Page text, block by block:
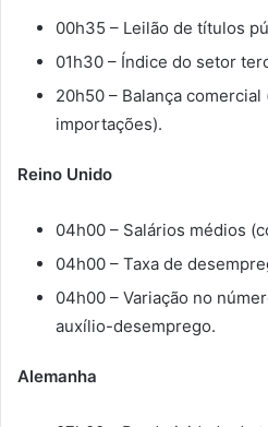
00h35 – Leilão de títulos
01h30 – Índice do setor
20h50 – Balança
importações).
Reino Unido
04h00 – Salários médios
04h00 – Taxa de
04h00 – Variação no
auxílio-desemprego.
Alemanha